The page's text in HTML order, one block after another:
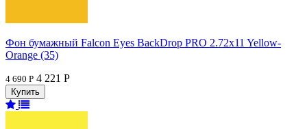
Фон бумажный Falcon Eyes BackDrop PRO 2.72x11 Yellow-
Orange (35)
4 690 Р 4 221 Р